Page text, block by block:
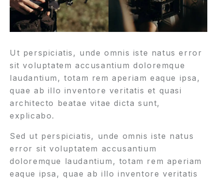
Ut perspiciatis, unde omnis iste natus error
sit voluptatem accusantium doloremque
laudantium, totam rem aperiam eaque ipsa,
quae ab illo inventore veritatis et quasi
architecto beatae vitae dicta sunt,
explicabo.
Sed ut perspiciatis, unde omnis iste natus
error sit voluptatem accusantium
doloremque laudantium, totam rem aperiam
eaque ipsa, quae ab illo inventore veritatis